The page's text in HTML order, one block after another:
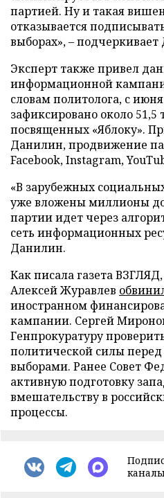
партией. Ну и такая
отказывается
выборах», –
Эксперт также привел
информационной
словам политолога, с
зафиксировано около
посвященных «Яблоку».
Данилин, продвижение
Facebook, Instagram,
«В зарубежных
уже вложены миллионы
партии идет через
сеть информационных
Данилин.
Как писала газета
Алексей Журавлев
иностранном
кампании. Сергей
Генпрокуратуру
политической силы
выборами. Ранее Совет
активную подготовку
вмешательству в
процессы.